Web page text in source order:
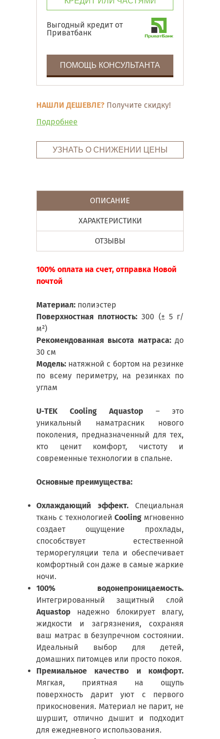
Выгодный кредит от
Приватбанк
ПОМОЩЬ КОНСУЛЬТАНТА
НАШЛИ ДЕШЕВЛЕ? Получите скидку!
Подробнее
УЗНАТЬ О СНИЖЕНИИ ЦЕНЫ
ОПИСАНИЕ
ХАРАКТЕРИСТИКИ
ОТЗЫВЫ
100% оплата на счет, отправка Новой
почтой
Материал: полиэстер
Поверхностная плотность:300 (± 5 г/
м²)
Рекомендованная высота матраса:до
30 см
Модель: натяжной с бортом на резинке
по всему периметру, на резинках по
углам
U-TEK Cooling Aquastop – это
уникальный наматрасник нового
поколения, предназначенный для тех,
кто ценит комфорт, чистоту и
современные технологии в спальне.
Основные преимущества:
Охлаждающий эффект. Специальная
ткань с технологиейCooling мгновенно
создает ощущение прохлады,
способствует естественной
терморегуляции тела и обеспечивает
комфортный сон даже в самые жаркие
ночи.
100% водонепроницаемость.
Интегрированный защитный слой
Aquastop надежно блокирует влагу,
жидкости и загрязнения, сохраняя
ваш матрас в безупречном состоянии.
Идеальный выбор для детей,
домашних питомцев или просто покоя.
Премиальное качество и комфорт.
Мягкая, приятная на ощупь
поверхность дарит уют с первого
прикосновения. Материал не парит, не
шуршит, отлично дышит и подходит
для ежедневного использования.